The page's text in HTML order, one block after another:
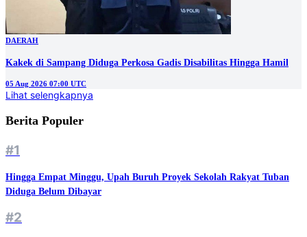
DAERAH
Kakek di Sampang Diduga Perkosa Gadis Disabilitas Hingga Hamil
05 Aug 2026 07:00 UTC
Lihat selengkapnya
Berita Populer
#1
Hingga Empat Minggu, Upah Buruh Proyek Sekolah Rakyat Tuban
Diduga Belum Dibayar
#2